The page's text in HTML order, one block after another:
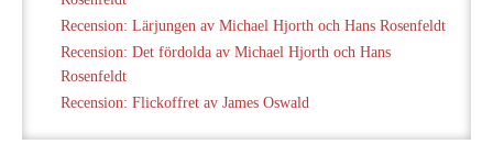
Recension: Lärjungen av Michael Hjorth och Hans Rosenfeldt
Recension: Det fördolda av Michael Hjorth och Hans
Rosenfeldt
Recension: Flickoffret av James Oswald